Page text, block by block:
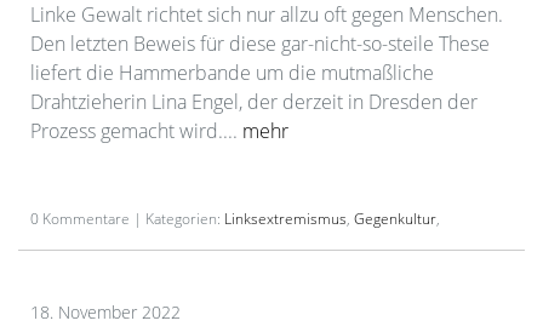
Linke Gewalt richtet sich nur allzu oft gegen Menschen.
Den letzten Beweis für diese gar-nicht-so-steile These
liefert die Hammerbande um die mutmaßliche
Drahtzieherin Lina Engel, der derzeit in Dresden der
Prozess gemacht wird.... mehr
0 Kommentare | Kategorien: Linksextremismus, Gegenkultur,
18. November 2022